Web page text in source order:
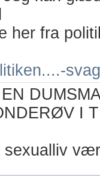
her fra
I
sexualliv